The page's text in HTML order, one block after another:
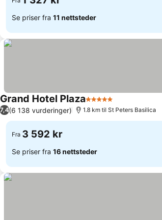
Se priser fra 11 nettsteder
Grand Hotel Plaza5 Stjerner
7,4(6 138 vurderinger) 1.8 km til St Peters Basilica
Fra 3 592 kr
Se priser fra 16 nettsteder